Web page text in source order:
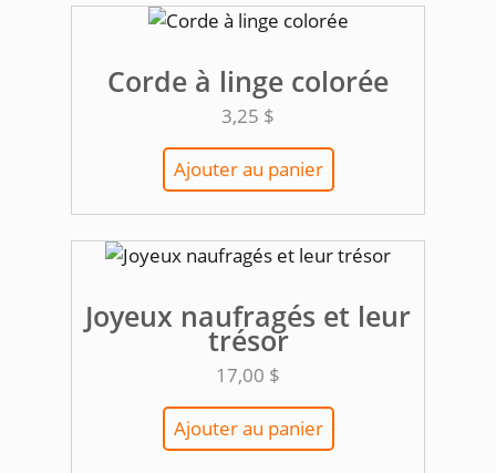
Corde à linge colorée
3,25 $
Ajouter au panier
Joyeux naufragés et leur
trésor
17,00 $
Ajouter au panier